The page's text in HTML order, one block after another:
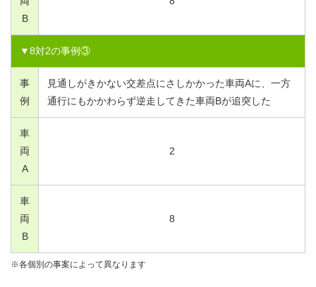
B
▼8対2の事例③
事
例
見通しがきかない交差点にさしかかった車両Aに、一方
通行にもかかわらず逆走してきた車両Bが追突した
車
両
A
2
車
両
B
8
※各個別の事案によって異なります